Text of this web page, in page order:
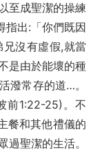
至成聖潔的操練
指出:「你們既因
沒有虛假,就當
是由於能壞的種
潑常存的道…。
前1:22-25)。不
餐和其他禮儀的
過聖潔的生活。